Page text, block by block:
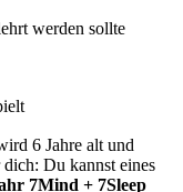
werden sollte
6 Jahre alt und
Du kannst eines
7Mind + 7Sleep